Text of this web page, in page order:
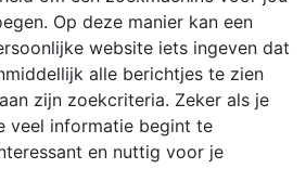
Op deze manier kan een
website iets ingeven dat
alle berichtjes te zien
zijn zoekcriteria. Zeker als je
veel informatie begint te
en nuttig voor je